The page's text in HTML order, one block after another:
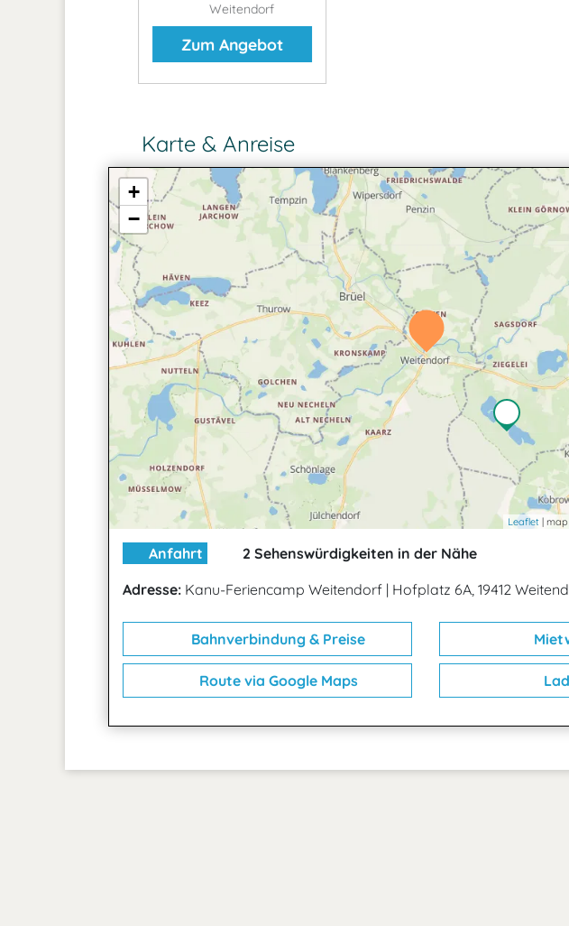
Weitendorf
Zum Angebot
Karte & Anreise
+
−
Leaflet |
Anfahrt
2 Sehenswürdigkeiten in der Nähe
Adresse: Kanu-Feriencamp Weitendorf | Hofplatz 6A, 19412
Bahnverbindung & Preise
Route via Google Maps